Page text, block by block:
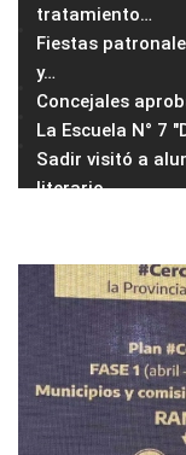
tratamiento…
Fiestas
y…
Concejales
La Escuela N° 7
Sadir visitó a
literario…